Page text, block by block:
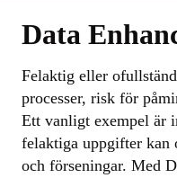
Data
Felaktig eller
processer, risk för
Ett vanligt exempel är
felaktiga uppgifter kan
och förseningar. Med